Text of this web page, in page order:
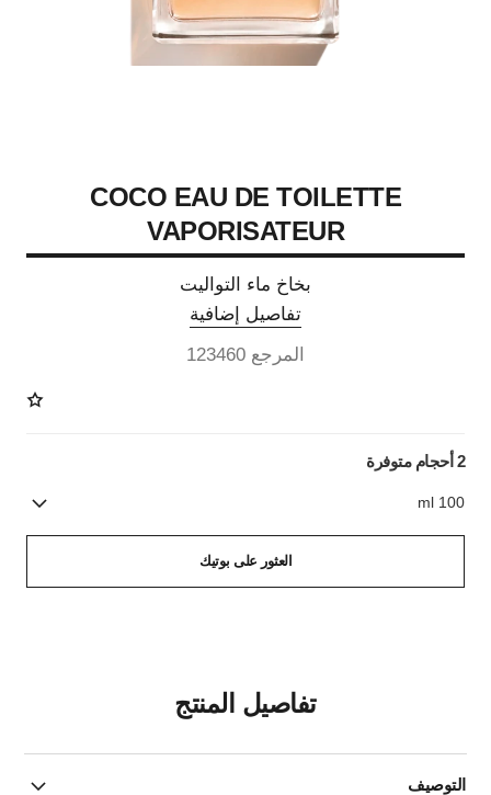
COCO EAU DE TOILETTE
VAPORISATEUR
بخاخ ماء التواليت
تفاصيل إضافية
المرجع 123460
2 أحجام متوفرة
100 ml
العثور على بوتيك
تفاصيل المنتج
التوصيف